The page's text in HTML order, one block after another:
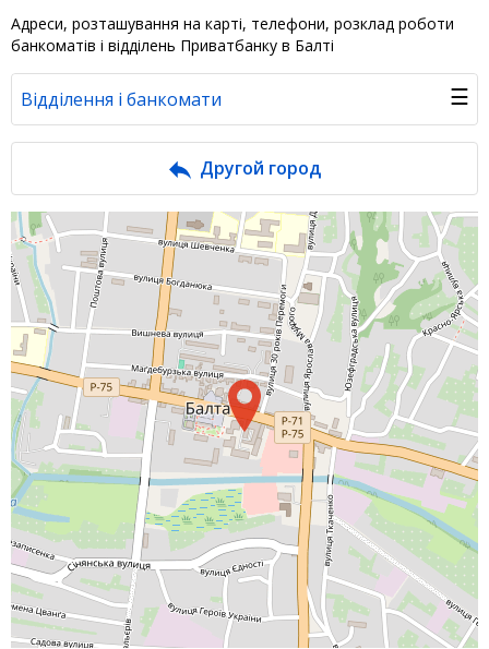
Адреси, розташування на карті, телефони, розклад роботи
банкоматів і відділень Приватбанку в Балті
Відділення і банкомати
Відгуки
Депозити
Депозити юр. осіб
Кредити для бізнеса
Кредити
Інтернет-банкінг
Банки-партнери
Акції
☰
Другой город